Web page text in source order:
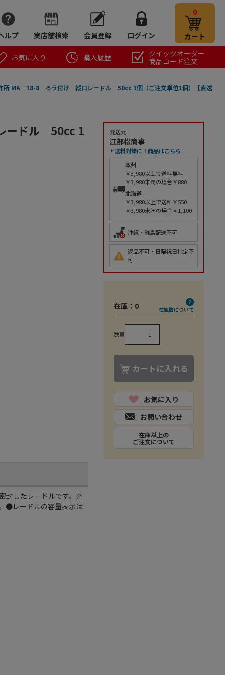
ルプ 実店舗検索 会員登録 ログイン
0
カート
お気に入り 購入履歴
クイックオーダー
商品コード注文
所 MA 18-8 ろう付け 縦口レードル 50cc 1個（ご注文単位1個）【直送
ードル 50cc 1
封したレードルです。充
●レードルの容量表示は
発送元
江部松商事
送料対策に！商品はこちら
本州
￥3,980以上で送料無料
￥3,980未満の場合￥880
北海道
￥3,980以上で送料￥550
￥3,980未満の場合￥1,100
沖縄・離島配送不可
返品不可・日曜祝日指定不
可
在庫： 0 在庫数について
数量
カートに入れる
お気に入り
お問い合わせ
在庫以上の
ご注文について